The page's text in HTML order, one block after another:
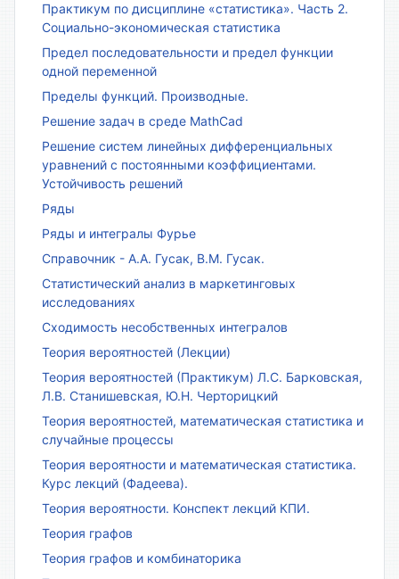
Практикум по дисциплине «статистика». Часть 2.
Социально-экономическая статистика
Предел последовательности и предел функции
одной переменной
Пределы функций. Производные.
Решение задач в среде MathCad
Решение систем линейных дифференциальных
уравнений с постоянными коэффициентами.
Устойчивость решений
Ряды
Ряды и интегралы Фурье
Справочник - А.А. Гусак, В.М. Гусак.
Статистический анализ в маркетинговых
исследованиях
Сходимость несобственных интегралов
Теория вероятностей (Лекции)
Теория вероятностей (Практикум) Л.С. Барковская,
Л.В. Станишевская, Ю.Н. Черторицкий
Теория вероятностей, математическая статистика и
случайные процессы
Теория вероятности и математическая статистика.
Курс лекций (Фадеева).
Теория вероятности. Конспект лекций КПИ.
Теория графов
Теория графов и комбинаторика